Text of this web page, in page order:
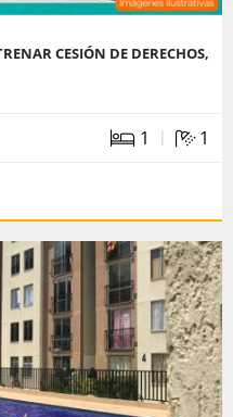
CESIÓN DE DERECHOS,
1 | 1